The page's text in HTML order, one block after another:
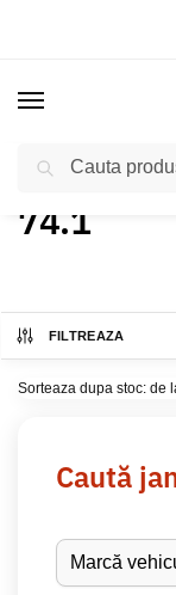
Acasă Produs CB
74.1
FILTREAZA
Caută